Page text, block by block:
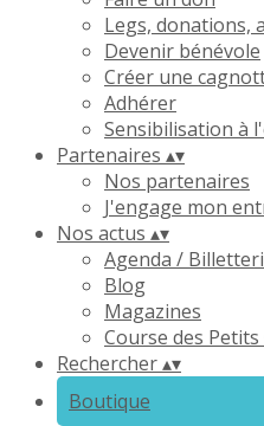
Legs, donations,
Devenir bénévole
Créer une
Adhérer
Sensibilisation à
Partenaires ▴▾
Nos partenaires
J'engage mon
Nos actus ▴▾
Agenda /
Blog
Magazines
Course des
Rechercher▴▾
Boutique